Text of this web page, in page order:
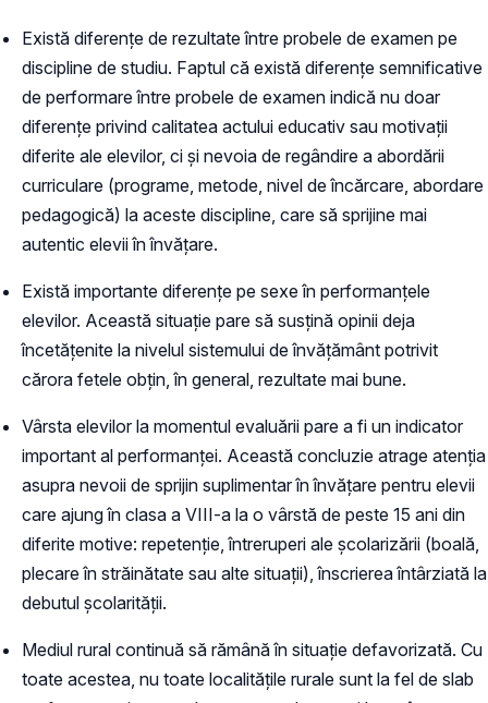
Există diferențe de rezultate între probele de examen pe
discipline de studiu. Faptul că există diferențe semnificative
de performare între probele de examen indică nu doar
diferențe privind calitatea actului educativ sau motivații
diferite ale elevilor, ci și nevoia de regândire a abordării
curriculare (programe, metode, nivel de încărcare, abordare
pedagogică) la aceste discipline, care să sprijine mai
autentic elevii în învățare.
Există importante diferențe pe sexe în performanțele
elevilor. Această situație pare să susțină opinii deja
încetățenite la nivelul sistemului de învățământ potrivit
cărora fetele obțin, în general, rezultate mai bune.
Vârsta elevilor la momentul evaluării pare a fi un indicator
important al performanței. Această concluzie atrage atenția
asupra nevoii de sprijin suplimentar în învățare pentru elevii
care ajung în clasa a VIII-a la o vârstă de peste 15 ani din
diferite motive: repetenție, întreruperi ale școlarizării (boală,
plecare în străinătate sau alte situații), înscrierea întârziată la
debutul școlarității.
Mediul rural continuă să rămână în situație defavorizată. Cu
toate acestea, nu toate localitățile rurale sunt la fel de slab